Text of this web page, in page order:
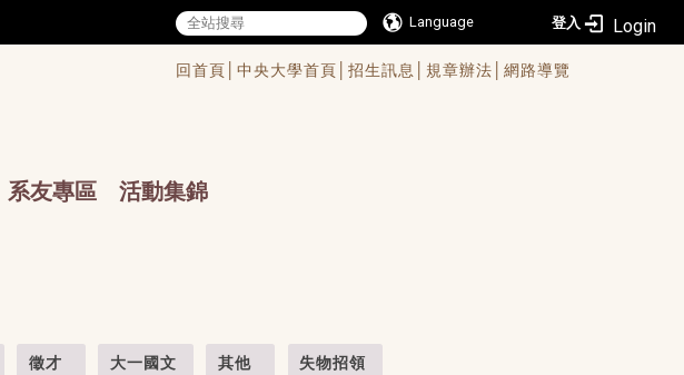
Language 登入
回首頁│ 中央大學首頁│ 招生訊息│ 規章辦法│ 網路導覽
系友專區 活動集錦
徵才 大一國文 其他 失物招領